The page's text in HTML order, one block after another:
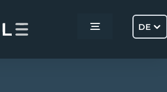
Toggle
DE